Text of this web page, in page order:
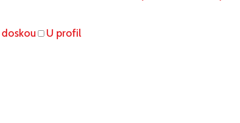
U profil